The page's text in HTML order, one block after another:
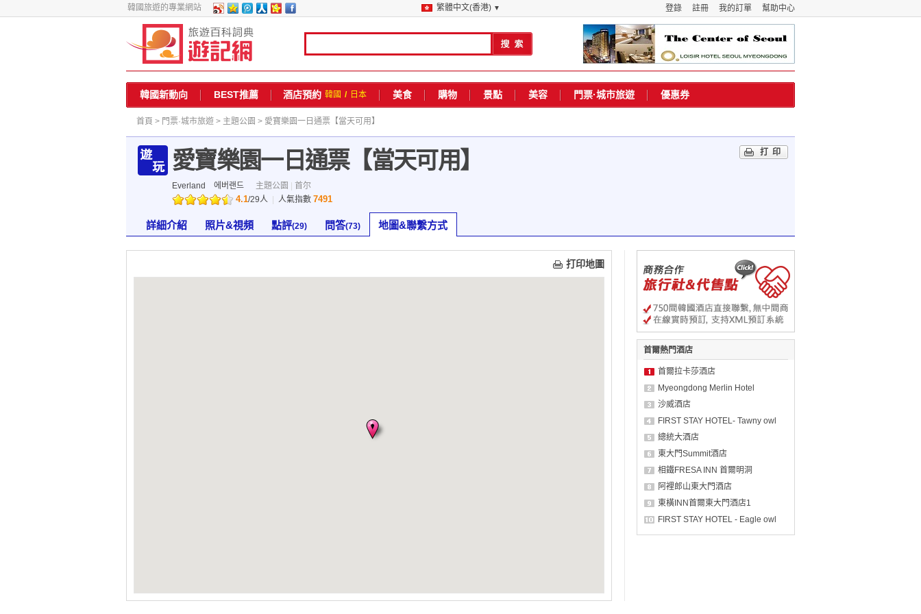
韓國旅遊的專業網站 幫助中心
我的訂單
註冊
登錄
繁體中文(香港) ▼
韓國新動向 BEST推薦 酒店預約 韓國 / 日本 美食 購物 景點 美容 門票·城市旅遊 優惠券
首頁 > 門票·城市旅遊 > 主題公園 > 愛寶樂園一日通票【當天可用】
愛寶樂園一日通票【當天可用】
Everland 에버랜드 主題公園 首尔
4.1/29人 人氣指數 7491
打印
詳細介紹 照片&視頻 點評(29) 問答(73) 地圖&聯繫方式
打印地圖
首爾熱門酒店
首爾拉卡莎酒店
Myeongdong Merlin Hotel
沙威酒店
FIRST STAY HOTEL- Tawny owl
總統大酒店
東大門Summit酒店
相鐵FRESA INN 首爾明洞
阿裡郎山東大門酒店
東橫INN首爾東大門酒店1
FIRST STAY HOTEL - Eagle owl